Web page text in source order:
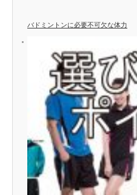
バドミントンに必要不可欠な体力